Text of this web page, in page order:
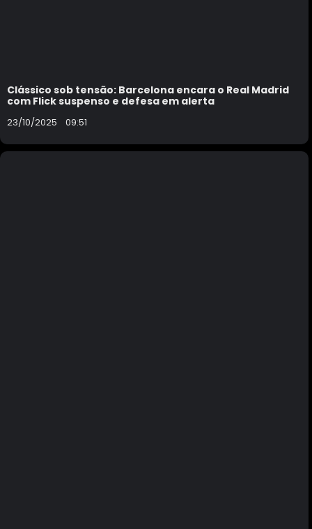
Clássico sob tensão: Barcelona encara o Real Madrid
com Flick suspenso e defesa em alerta
23/10/2025 09:51